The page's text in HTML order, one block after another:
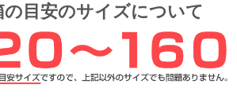
目安のサイズについて